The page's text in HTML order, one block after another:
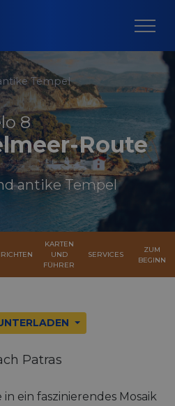
Tempel
8
Route
antike Tempel
KARTEN
UND
FÜHRER
SERVICES
ZUM
BEGINN
Patras
ein faszinierendes Mosaik